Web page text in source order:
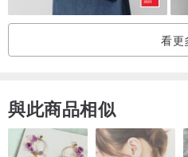
植鞣皮革在一般使用與日照下顏色
皮革顏色會隨著與本產品上架時間
100% 獨家原創設計、打版、MIT海
看更
與此商品相似